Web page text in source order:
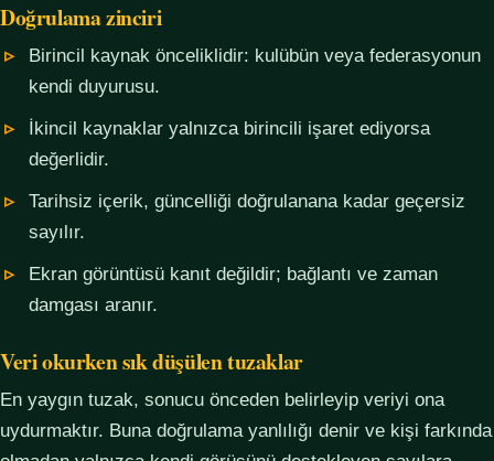
Doğrulama zinciri
Birincil kaynak önceliklidir: kulübün veya federasyonun
kendi duyurusu.
İkincil kaynaklar yalnızca birincili işaret ediyorsa
değerlidir.
Tarihsiz içerik, güncelliği doğrulanana kadar geçersiz
sayılır.
Ekran görüntüsü kanıt değildir; bağlantı ve zaman
damgası aranır.
Veri okurken sık düşülen tuzaklar
En yaygın tuzak, sonucu önceden belirleyip veriyi ona
uydurmaktır. Buna doğrulama yanlılığı denir ve kişi farkında